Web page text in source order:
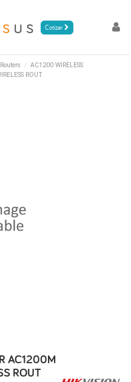
Cotizar
Routers
AC1200 WIRELESS
ROUT
AC1200M
ROUT